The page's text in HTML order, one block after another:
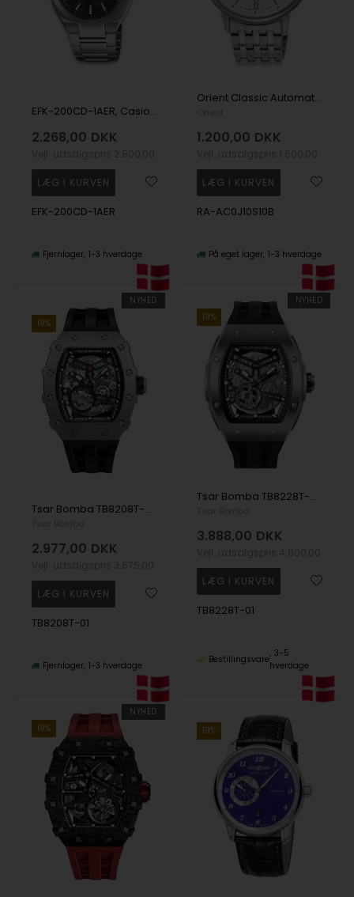
EFK-200CD-1AER, Casio Edifice EFK-200CD-1AER Automatik Herre m/lænke
2.268,00 DKK
EFK-200CD-1AER
Fjernlager 1-3 hverdage
Orient Classic Automatic herreur
1.200,00 DKK
RA-AC0J10S10B
På eget lager 1-3 hverdage
NYHED
19%
Tsar Bomba TB8208T-01 herreur Elemental Titanium Automatic 43mm 5ATM
2.977,00 DKK
TB8208T-01
Fjernlager 1-3 hverdage
NYHED
19%
Tsar Bomba TB8228T-01 herre klokker Elemental Titanium Automatic 45mm 5ATM
3.888,00 DKK
TB8228T-01
Bestillingsvare
3-5
hverdage
NYHED
19%
19%